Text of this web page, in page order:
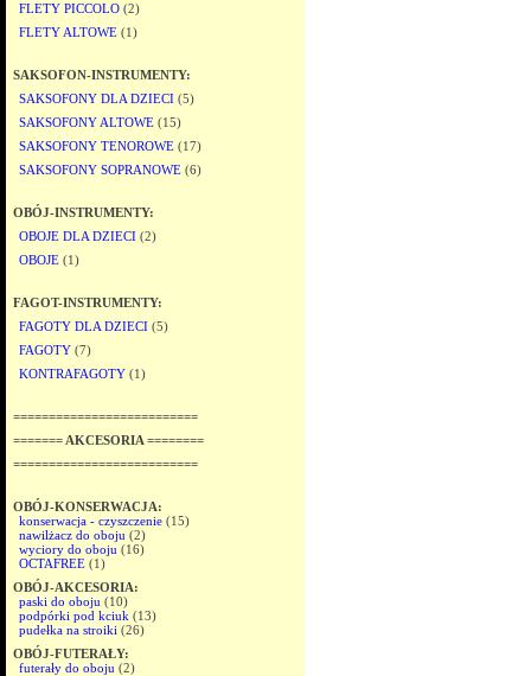
FLETY PICCOLO (2)
FLETY ALTOWE (1)
SAKSOFON-INSTRUMENTY:
SAKSOFONY DLA DZIECI (5)
SAKSOFONY ALTOWE (15)
SAKSOFONY TENOROWE (17)
SAKSOFONY SOPRANOWE (6)
OBÓJ-INSTRUMENTY:
OBOJE DLA DZIECI (2)
OBOJE (1)
FAGOT-INSTRUMENTY:
FAGOTY DLA DZIECI (5)
FAGOTY (7)
KONTRAFAGOTY (1)
==========================
======= AKCESORIA ========
==========================
OBÓJ-KONSERWACJA:
konserwacja - czyszczenie (15)
nawilżacz do oboju (2)
wyciory do oboju (16)
OCTAFREE (1)
OBÓJ-AKCESORIA:
paski do oboju (10)
podpórki pod kciuk (13)
pudełka na stroiki (26)
OBÓJ-FUTERAŁY:
futerały do oboju (2)